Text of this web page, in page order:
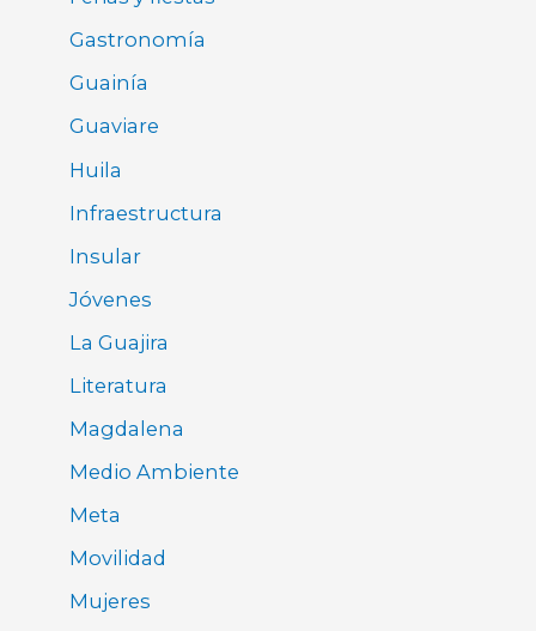
Gastronomía
Guainía
Guaviare
Huila
Infraestructura
Insular
Jóvenes
La Guajira
Literatura
Magdalena
Medio Ambiente
Meta
Movilidad
Mujeres